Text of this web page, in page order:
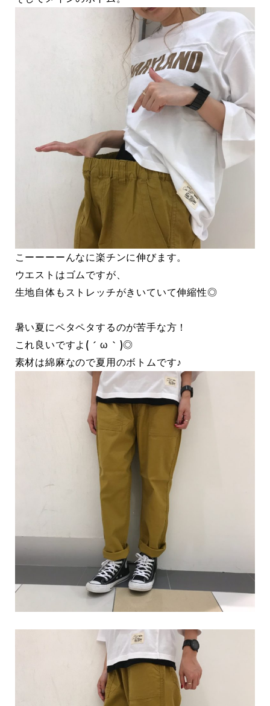
こーーーーんなに楽チンに伸びます。
ウエストはゴムですが、
生地自体もストレッチがきいていて伸縮性◎
暑い夏にペタペタするのが苦手な方！
これ良いですよ( ´ ω ` )◎
素材は綿麻なので夏用のボトムです♪